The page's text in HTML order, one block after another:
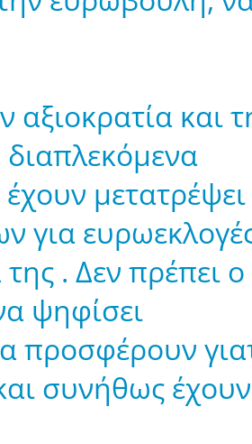
αξιοκρατία και
διαπλεκόμενα
μετατρέψει
για
. Δεν πρέπει ο
ψηφίσει
προσφέρουν
συνήθως έχουν